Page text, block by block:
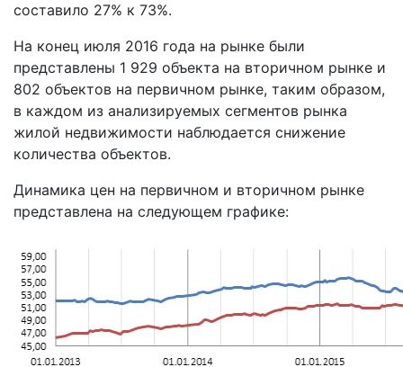
составило 27% к 73%.
На конец июля 2016 года на рынке были
представлены 1 929 объекта на вторичном рынке и
802 объектов на первичном рынке, таким образом,
в каждом из анализируемых сегментов рынка
жилой недвижимости наблюдается снижение
количества объектов.
Динамика цен на первичном и вторичном рынке
представлена на следующем графике: